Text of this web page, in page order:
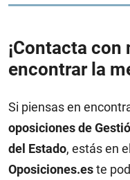
¡Contacta con
encontrar la
Si piensas en
oposiciones de
del Estado, estás en
Oposiciones.este